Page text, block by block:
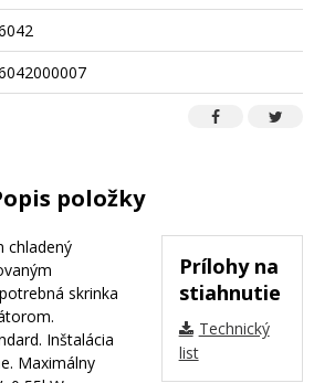
položky
Prílohy na
stiahnutie
Technický
list
chladený
skrinka
Inštalácia
Maximálny